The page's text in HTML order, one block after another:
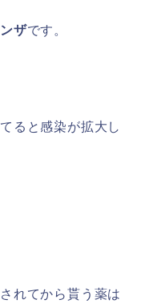
ザです。
ると感染が拡大し
れてから貰う薬は